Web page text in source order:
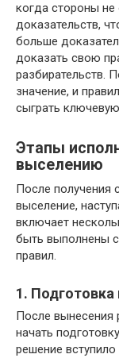
когда стороны
доказательств,
больше
доказать свою
разбирательств.
значение, и
сыграть
Этапы
выселению
После получения
выселение,
включает
быть выполнены
правил.
1.
После вынесения
начать
решение